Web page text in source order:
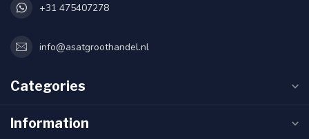
+31 475407278
info@asatgroothandel.nl
Categories
Information